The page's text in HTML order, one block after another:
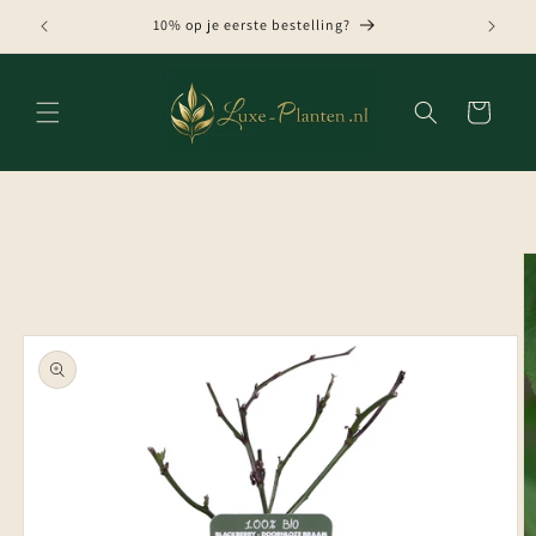
naar de
content
10% op je eerste bestelling?
Winkelwagen